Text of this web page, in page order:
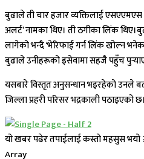
बुढाले ती चार हजार व्यक्तिलाई एसएएमएस
अलर्ट’ नामका थिए। ती ठगीका लिंक
लागेको भन्दै ‘भेरिफाई गर्न लिंक खोल्न
बुढाले उनीहरूको इसेवामा सहजै पहुँच
यसबारे विस्तृत अनुसन्धान भइरहेको उनले
जिल्ला प्रहरी परिसर भद्रकाली पठाइएको छ।
यो खबर पढेर तपाईलाई कस्तो महसुस भयो
Array